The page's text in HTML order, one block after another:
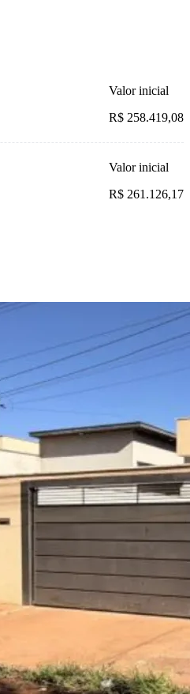
Valor inicial
R$ 258.419,08
Valor inicial
R$ 261.126,17